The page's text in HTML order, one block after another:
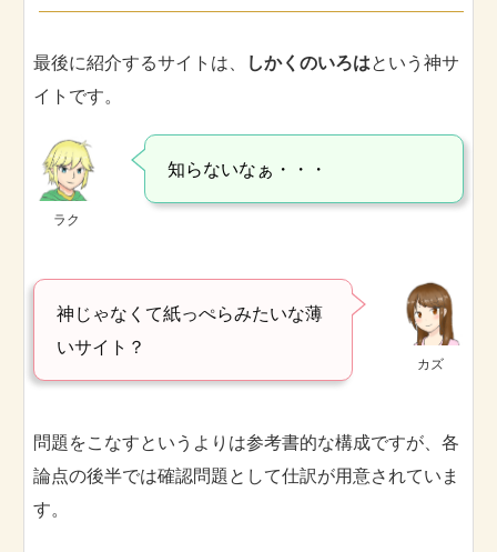
最後に紹介するサイトは、 しかくのいろはという神サ
イトです。
ラク
知らないなぁ・・・
カズ
神じゃなくて紙っぺらみたいな薄
いサイト？
問題をこなすというよりは参考書的な構成ですが、各
論点の後半では確認問題として仕訳が用意されていま
す。